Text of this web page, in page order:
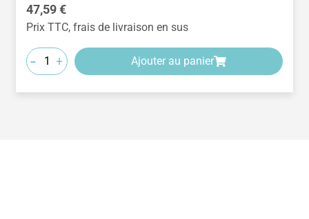
Prix régulier :
47,59 €
Prix TTC, frais de livraison en sus
- + Ajouter au panier